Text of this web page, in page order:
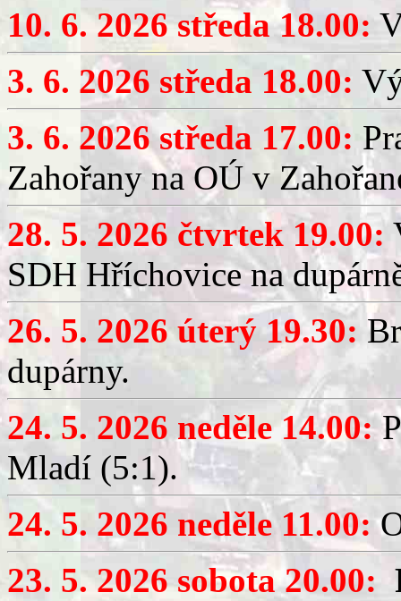
10. 6. 2026 středa 18.00:
3. 6. 2026 středa 18.00:
3. 6. 2026 středa 17.00:
Zahořany na OÚ v
28. 5. 2026 čtvrtek 19.00:
SDH Hříchovice na
26. 5. 2026 úterý 19.30:
dupárny.
24. 5. 2026 neděle 14.00:
Mladí (5:1).
24. 5. 2026 neděle 11.00:
23. 5. 2026 sobota 20.00: